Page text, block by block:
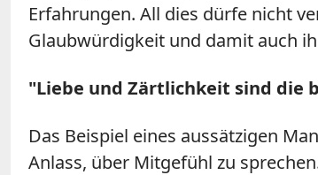
Erfahrungen. All dies dürfe nicht
Glaubwürdigkeit und damit auch
"Liebe und Zärtlichkeit sind die
Das Beispiel eines aussätzigen
Anlass, über Mitgefühl zu